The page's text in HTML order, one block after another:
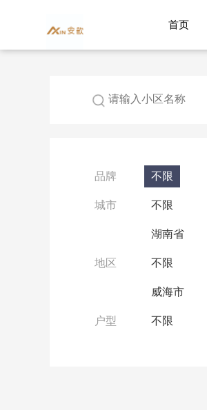
首页
品牌 不限
城市 不限
湖南省
地区 不限
威海市
户型 不限